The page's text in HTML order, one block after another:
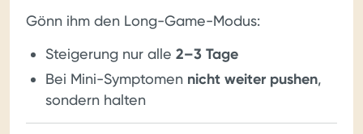
Gönn ihm den Long-Game-Modus:
Steigerung nur alle 2–3 Tage
Bei Mini-Symptomen nicht weiter pushen,
sondern halten